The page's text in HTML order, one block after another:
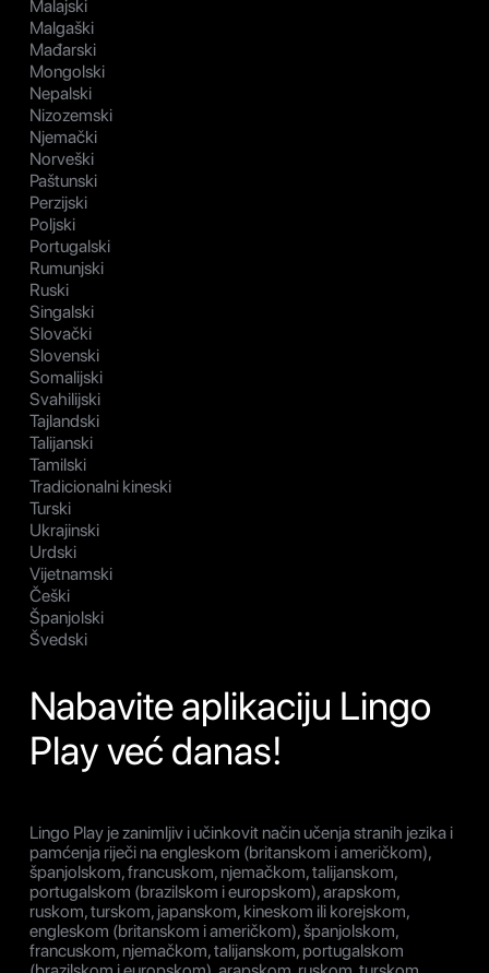
Malajski
Malgaški
Mađarski
Mongolski
Nepalski
Nizozemski
Njemački
Norveški
Paštunski
Perzijski
Poljski
Portugalski
Rumunjski
Ruski
Singalski
Slovački
Slovenski
Somalijski
Svahilijski
Tajlandski
Talijanski
Tamilski
Tradicionalni kineski
Turski
Ukrajinski
Urdski
Vijetnamski
Češki
Španjolski
Švedski
Nabavite aplikaciju Lingo
Play već danas!
Lingo Play je zanimljiv i učinkovit način učenja stranih jezika i
pamćenja riječi na engleskom (britanskom i američkom),
španjolskom, francuskom, njemačkom, talijanskom,
portugalskom (brazilskom i europskom), arapskom,
ruskom, turskom, japanskom, kineskom ili korejskom,
engleskom (britanskom i američkom), španjolskom,
francuskom, njemačkom, talijanskom, portugalskom